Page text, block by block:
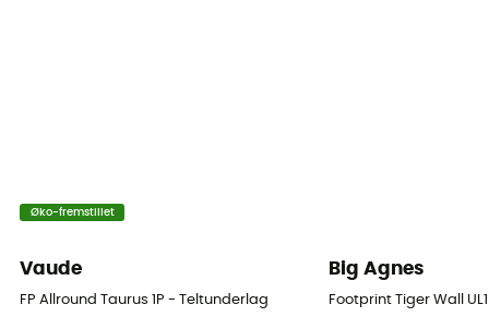
Øko-fremstillet
Vaude
FP Allround Taurus 1P - Teltunderlag
Big Agnes
Footprint Tiger Wall